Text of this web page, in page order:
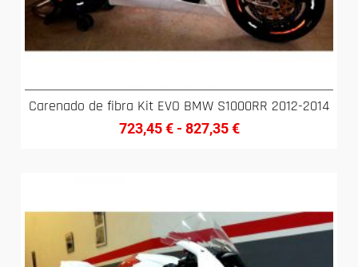
Carenado de fibra Kit EVO BMW S1000RR 2012-2014
723,45€ - 827,35€